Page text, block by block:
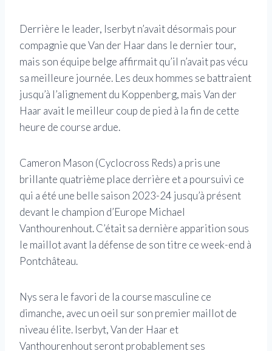
Derrière le leader, Iserbyt n’avait désormais pour
compagnie que Van der Haar dans le dernier tour,
mais son équipe belge affirmait qu’il n’avait pas vécu
sa meilleure journée. Les deux hommes se battraient
jusqu’à l’alignement du Koppenberg, mais Van der
Haar avait le meilleur coup de pied à la fin de cette
heure de course ardue.
Cameron Mason (Cyclocross Reds) a pris une
brillante quatrième place derrière et a poursuivi ce
qui a été une belle saison 2023-24 jusqu’à présent
devant le champion d’Europe Michael
Vanthourenhout. C’était sa dernière apparition sous
le maillot avant la défense de son titre ce week-end à
Pontchâteau.
Nys sera le favori de la course masculine ce
dimanche, avec un oeil sur son premier maillot de
niveau élite. Iserbyt, Van der Haar et
Vanthourenhout seront probablement ses